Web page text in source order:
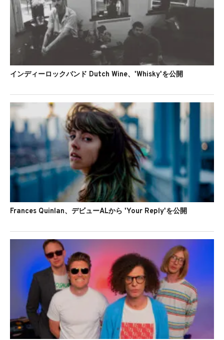
インディーロックバンド Dutch Wine、'Whisky'を公開
Frances Quinlan、デビューALから 'Your Reply'を公開